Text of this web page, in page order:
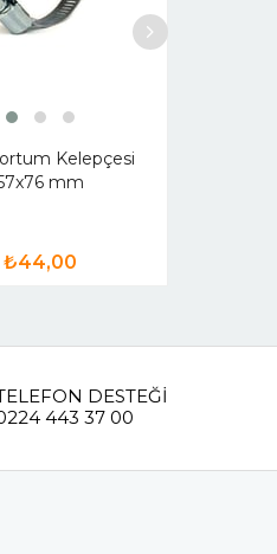
Kelepçesi
mm
₺44,00
DESTEĞİ
443 37 00